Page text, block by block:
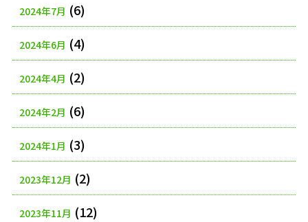
2024年7月 (6)
2024年6月 (4)
2024年4月 (2)
2024年2月 (6)
2024年1月 (3)
2023年12月 (2)
2023年11月 (12)